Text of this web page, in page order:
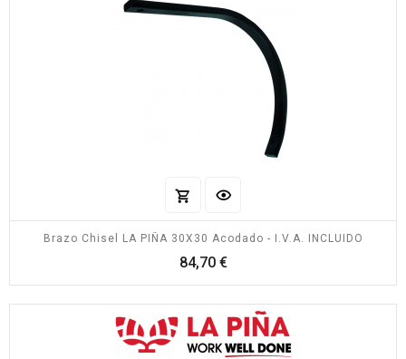
Brazo Chisel LA PIÑA 30X30 Acodado - I.V.A. INCLUIDO
84,70 €Precio